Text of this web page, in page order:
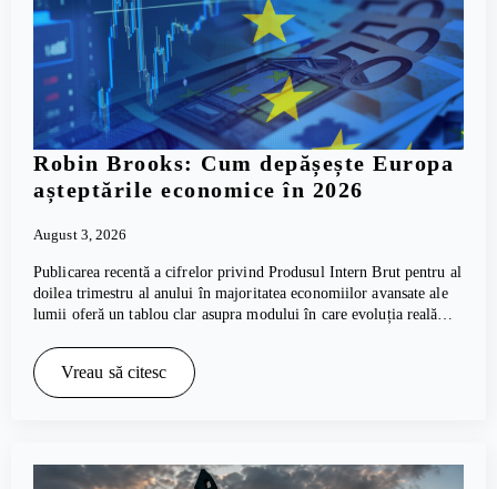
Robin Brooks: Cum depășește Europa
așteptările economice în 2026
August 3, 2026
Publicarea recentă a cifrelor privind Produsul Intern Brut pentru al
doilea trimestru al anului în majoritatea economiilor avansate ale
lumii oferă un tablou clar asupra modului în care evoluția reală…
Vreau să citesc